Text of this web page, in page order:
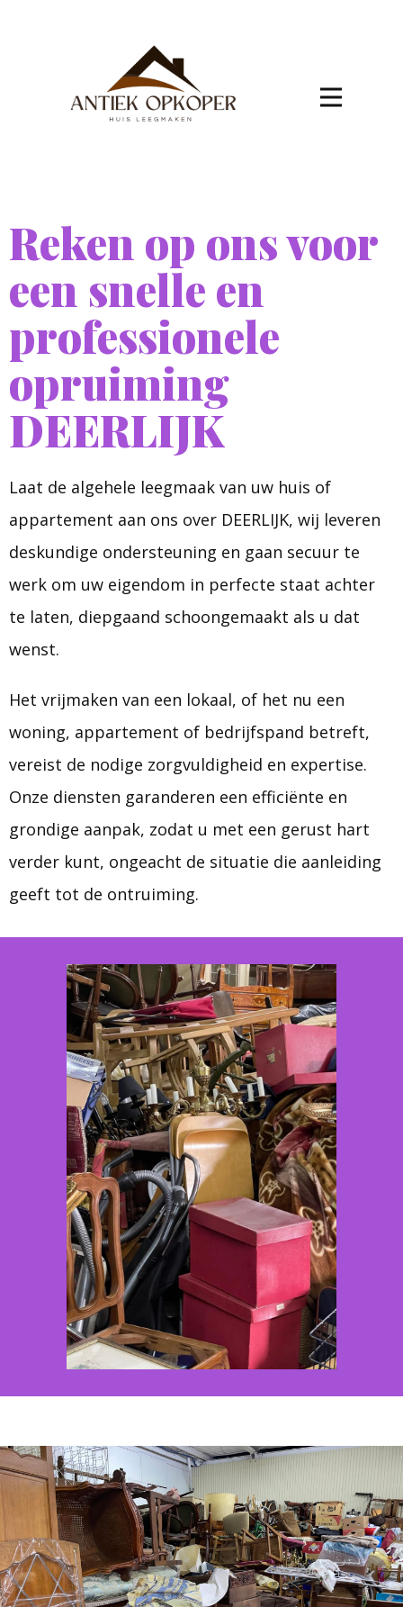
Reken op ons voor
een snelle en
professionele
opruiming
DEERLIJK
Laat de algehele leegmaak van uw huis of
appartement aan ons over DEERLIJK, wij leveren
deskundige ondersteuning en gaan secuur te
werk om uw eigendom in perfecte staat achter
te laten, diepgaand schoongemaakt als u dat
wenst.
Het vrijmaken van een lokaal, of het nu een
woning, appartement of bedrijfspand betreft,
vereist de nodige zorgvuldigheid en expertise.
Onze diensten garanderen een efficiënte en
grondige aanpak, zodat u met een gerust hart
verder kunt, ongeacht de situatie die aanleiding
geeft tot de ontruiming.